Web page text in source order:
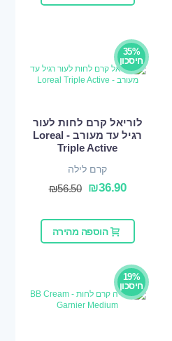
35%
חיסכון
לוריאל קרם לחות לעור
רגיל עד מעורב - Loreal
Triple Active
קרם לילה
₪36.90
₪56.50
הוספה מהירה
19%
חיסכון